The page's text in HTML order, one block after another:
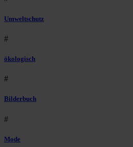
Umweltschutz
#
ökologisch
#
Bilderbuch
#
Mode